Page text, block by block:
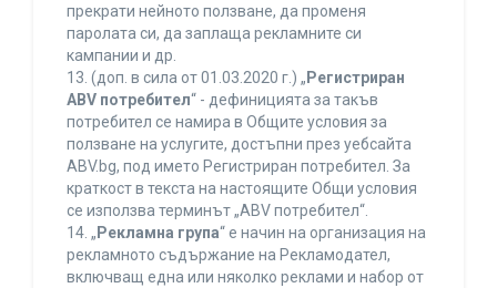
прекрати нейното ползване, да променя
паролата си, да заплаща рекламните си
кампании и др.
13. (доп. в сила от 01.03.2020 г.) „ Регистриран
ABV потребител“ - дефиницията за такъв
потребител се намира в Общите условия за
ползване на услугите, достъпни през уебсайта
ABV.bg, под името Регистриран потребител. За
краткост в текста на настоящите Общи условия
се използва терминът „ABV потребител“.
14. „ Рекламна група“ е начин на организация на
рекламното съдържание на Рекламодател,
включващ една или няколко реклами и набор от